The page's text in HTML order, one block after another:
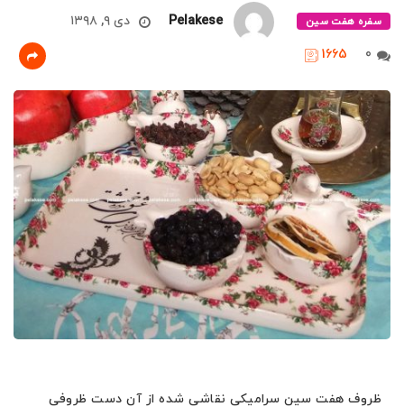
سفره هفت سین Pelakese
دی ۹, ۱۳۹۸
0
1665
ظروف هفت سین سرامیکی نقاشی شده از آن دست ظروفی